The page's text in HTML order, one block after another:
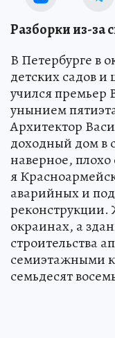
Разборки из-за
В Петербурге в
детских садов
учился премьер
унынием
Архитектор
доходный дом в
наверное, плохо
я
аварийных и
окраинах, а
строительства
семиэтажными
семьдесят